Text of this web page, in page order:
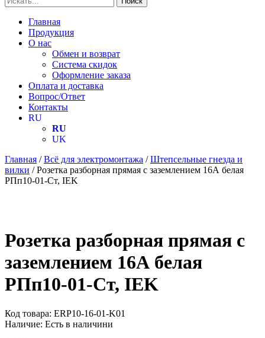
Главная
Продукция
О нас
Обмен и возврат
Система скидок
Оформление заказа
Оплата и доставка
Вопрос/Ответ
Контакты
RU
RU
UK
Главная /Всё для электромонтажа /Штепсельные гнезда и
вилки / Розетка разборная прямая с заземлением 16А белая
РПп10-01-Ст, IEK
Розетка разборная прямая с
заземлением 16А белая
РПп10-01-Ст, IEK
Код товара: ERP10-16-01-K01
Наличие: Есть в наличини